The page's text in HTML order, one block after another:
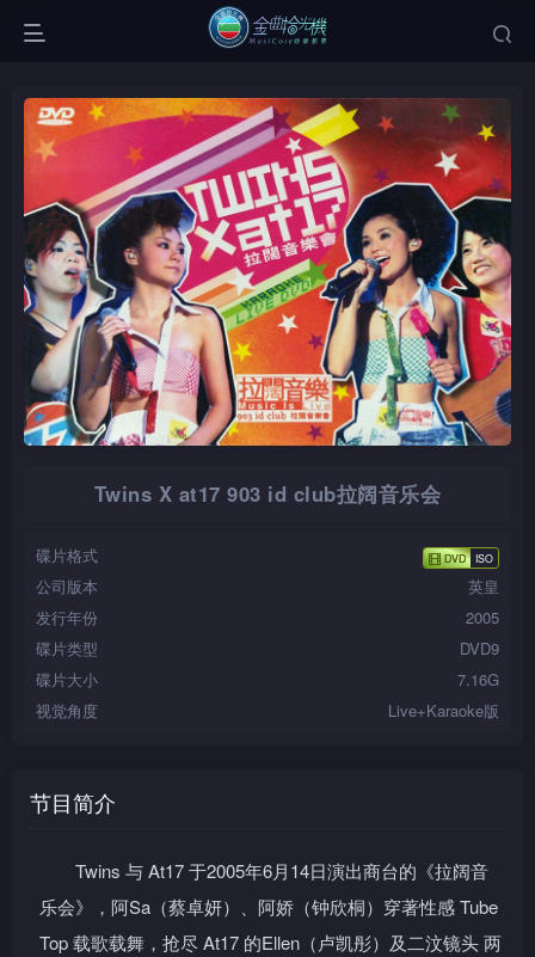
Twins X at17 903 id club拉阔音乐会
碟片格式
公司版本
英皇
发行年份
2005
碟片类型
DVD9
碟片大小
7.16G
视觉角度
Live+Karaoke版
节目简介
Twins 与 At17 于2005年6月14日演出商台的《拉阔音
乐会》，阿Sa（蔡卓妍）、阿娇（钟欣桐）穿著性感 Tube
Top 载歌载舞，抢尽 At17 的Ellen（卢凯彤）及二汶镜头 两